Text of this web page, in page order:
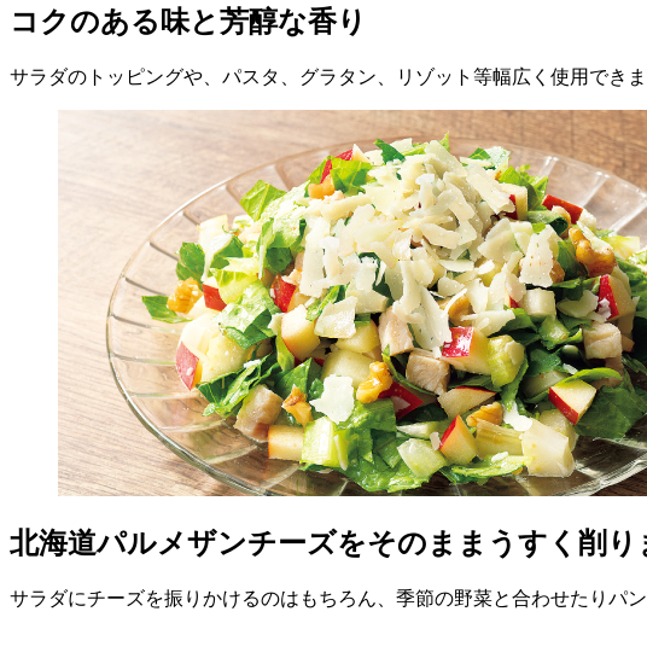
コクのある味と芳醇な香り
サラダのトッピングや、パスタ、グラタン、リゾット等幅広く使用でき
北海道パルメザンチーズをそのままうすく削り
サラダにチーズを振りかけるのはもちろん、季節の野菜と合わせたりパ